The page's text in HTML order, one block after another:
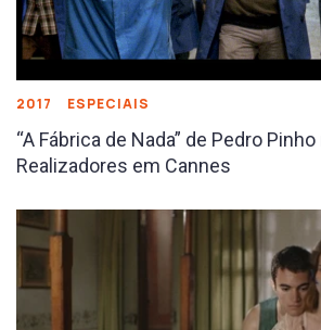
2017 ESPECIAIS
“A Fábrica de Nada” de Pedro
Realizadores em Cannes